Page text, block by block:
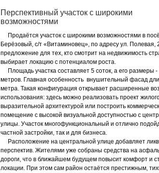
Перспективный участок с широкими
возможностями
Продаётся участок с широкими возможностями в
Берёзовый, с/т «Витаминовец», по адресу ул. Полевая,
предложение для тех, кто смотрит на недвижимость
выбирает локацию с потенциалом роста.
Площадь участка составляет 5 соток, а его размеры
метров. Главная особенность внушительный фасад
метра. Такая конфигурация открывает расширенные
использования: здесь можно реализовать проект
выразительной архитектурой или построить
помещение с высокой визуальной доступностью с
улицы. Участок многофункциональный и отлично
частной застройки, так и для бизнеса.
Расположение на центральной улице добавляет
перспектив. Жителями уже собраны средства на
дороги, что в ближайшем будущем повысит комфорт и
локации. При этом сам район остаётся престижным,